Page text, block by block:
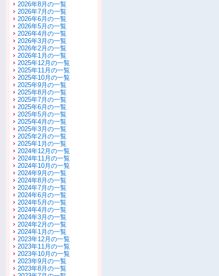
2026年8月の一覧
2026年7月の一覧
2026年6月の一覧
2026年5月の一覧
2026年4月の一覧
2026年3月の一覧
2026年2月の一覧
2026年1月の一覧
2025年12月の一覧
2025年11月の一覧
2025年10月の一覧
2025年9月の一覧
2025年8月の一覧
2025年7月の一覧
2025年6月の一覧
2025年5月の一覧
2025年4月の一覧
2025年3月の一覧
2025年2月の一覧
2025年1月の一覧
2024年12月の一覧
2024年11月の一覧
2024年10月の一覧
2024年9月の一覧
2024年8月の一覧
2024年7月の一覧
2024年6月の一覧
2024年5月の一覧
2024年4月の一覧
2024年3月の一覧
2024年2月の一覧
2024年1月の一覧
2023年12月の一覧
2023年11月の一覧
2023年10月の一覧
2023年9月の一覧
2023年8月の一覧